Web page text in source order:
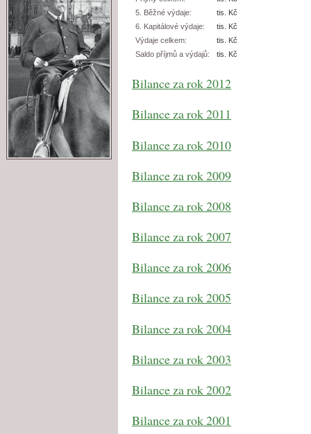
5. Běžné výdaje:
tis. Kč
6. Kapitálové výdaje:
tis. Kč
Výdaje celkem:
tis. Kč
Saldo příjmů a výdajů:
tis. Kč
Bilance za rok 2012
Bilance za rok 2011
Bilance za rok 2010
Bilance za rok 2009
Bilance za rok 2008
Bilance za rok 2007
Bilance za rok 2006
Bilance za rok 2005
Bilance za rok 2004
Bilance za rok 2003
Bilance za rok 2002
Bilance za rok 2001